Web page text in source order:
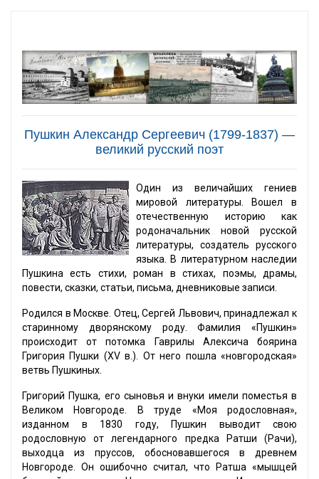
Пушкин Александр Сергеевич (1799-1837) —
великий русский поэт
Один из величайших гениев
мировой литературы. Вошел в
отечественную историю как
родоначальник новой русской
литературы, создатель русского
языка. В литературном наследии
Пушкина есть стихи, роман в стихах, поэмы, драмы,
повести, сказки, статьи, письма, дневниковые записи.
Родился в Москве. Отец, Сергей Львович, принадлежал к
старинному дворянскому роду. Фамилия «Пушкин»
происходит от потомка Гаврилы Алексича боярина
Григория Пушки (XV в.). От него пошла «новгородская»
ветвь Пушкиных.
Григорий Пушка, его сыновья и внуки имели поместья в
Великом Новгороде. В труде «Моя родословная»,
изданном в 1830 году, Пушкин выводит свою
родословную от легендарного предка Ратши (Рачи),
выходца из пруссов, обосновавшегося в древнем
Новгороде. Он ошибочно считал, что Ратша «мышцей